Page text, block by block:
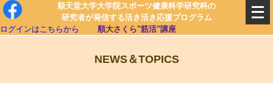
順天堂大学大学院スポーツ健康科学研究科の
研究者が発信する活き活き応援プログラム
ログインはこちらから
順大さくら"筋活"講座
NEWS＆TOPICS